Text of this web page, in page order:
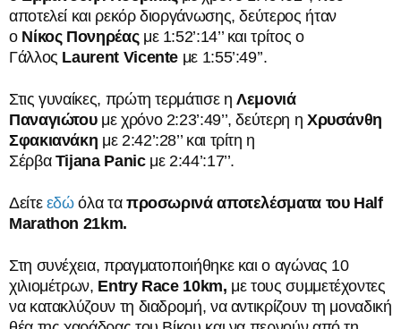
αποτελεί και ρεκόρ διοργάνωσης, δεύτερος ήταν
ο Νίκος Πονηρέαςμε 1:52’:14’’ και τρίτος ο
Γάλλος Laurent Vicente με 1:55’:49’’.
Στις γυναίκες, πρώτη τερμάτισε ηΛεμονιά
Παναγιώτουμε χρόνο 2:23’:49’’, δεύτερη η Χρυσάνθη
Σφακιανάκη με 2:42’:28’’ και τρίτη η
Σέρβα Tijana Panicμε 2:44’:17’’.
Δείτε εδώόλα τα προσωρινά αποτελέσματα του Half
Marathon 21km.
Στη συνέχεια, πραγματοποιήθηκε και ο αγώνας 10
χιλιομέτρων, Entry Race10km, με τους συμμετέχοντες
να κατακλύζουν τη διαδρομή, να αντικρίζουν τη μοναδική